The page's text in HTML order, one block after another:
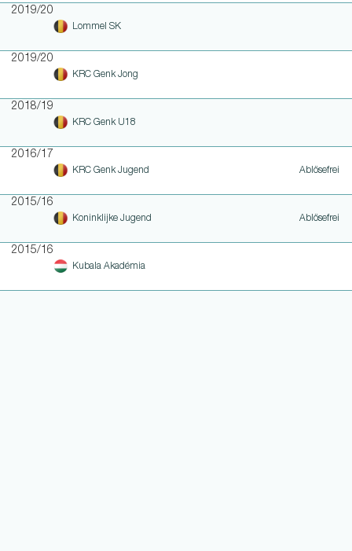
2019/20
Lommel SK
2019/20
KRC Genk Jong
2018/19
KRC Genk U18
2016/17
KRC Genk Jugend Ablösefrei
2015/16
Koninklijke Jugend Ablösefrei
2015/16
Kubala Akadémia